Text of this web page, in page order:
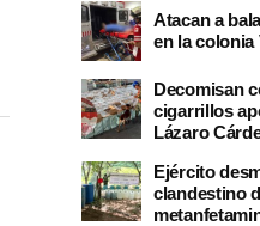
Atacan a
en la colonia
Decomisan
cigarrillos
Lázaro
Ejército
clandestino